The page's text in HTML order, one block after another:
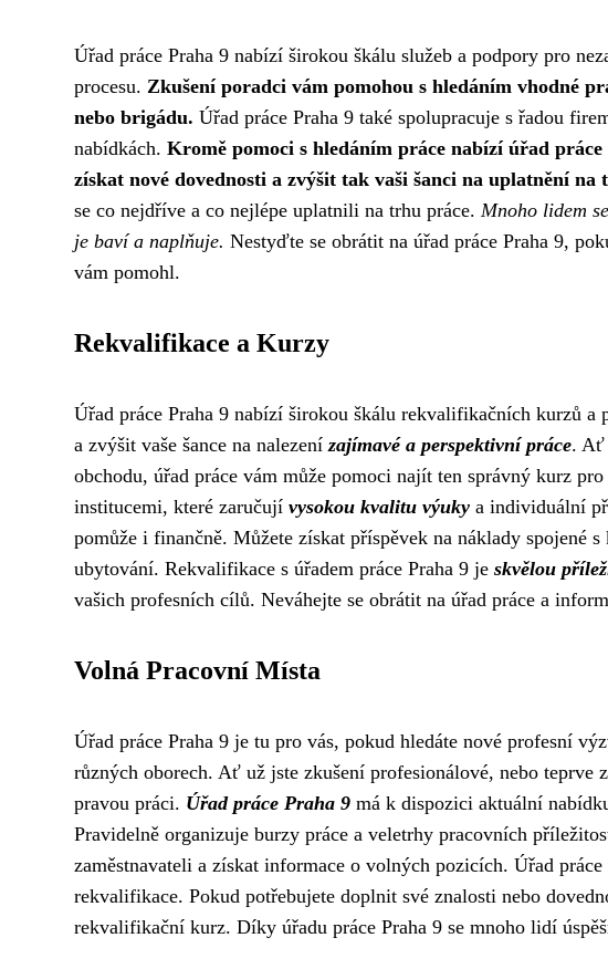
Úřad práce Praha 9 nabízí širokou škálu služeb a podpory pro
procesu. Zkušení poradci vám pomohou s hledáním vhodné
nebo brigádu. Úřad práce Praha 9 také spolupracuje s řadou
nabídkách. Kromě pomoci s hledáním práce nabízí úřad
získat nové dovednosti a zvýšit tak vaši šanci na uplatnění na
se co nejdříve a co nejlépe uplatnili na trhu práce. Mnoho lidem
je baví a naplňuje. Nestyďte se obrátit na úřad práce Praha 9,
vám pomohl.
Rekvalifikace a Kurzy
Úřad práce Praha 9 nabízí širokou škálu rekvalifikačních kurzů a
a zvýšit vaše šance na nalezenízajímavé a perspektivní práce. Ať
obchodu, úřad práce vám může pomoci najít ten správný kurz
institucemi, které zaručují vysokou kvalitu výuky a individuální
pomůže i finančně. Můžete získat příspěvek na náklady spojené
ubytování. Rekvalifikace s úřadem práce Praha 9 je skvělou
vašich profesních cílů. Neváhejte se obrátit na úřad práce a
Volná Pracovní Místa
Úřad práce Praha 9 je tu pro vás, pokud hledáte nové profesní
různých oborech. Ať už jste zkušení profesionálové, nebo teprve
pravou práci. Úřad práce Praha 9 má k dispozici aktuální
Pravidelně organizuje burzy práce a veletrhy pracovních
zaměstnavateli a získat informace o volných pozicích. Úřad
rekvalifikace. Pokud potřebujete doplnit své znalosti nebo
rekvalifikační kurz. Díky úřadu práce Praha 9 se mnoho lidí